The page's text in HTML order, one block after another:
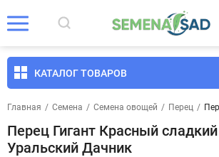
КАТАЛОГ ТОВАРОВ
Главная / Семена / Семена овощей / Перец /
Перец Гигант Красный
Уральский Дачник